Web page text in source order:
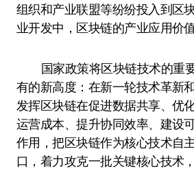
组织和产业联盟等纷纷投入到区
业开发中，区块链的产业应用价
国家政策将区块链技术的重
有的新高度：在新一轮技术革新
发挥区块链在促进数据共享、优
运营成本、提升协同效率、建设
作用，把区块链作为核心技术自
口，着力攻克一批关键核心技术